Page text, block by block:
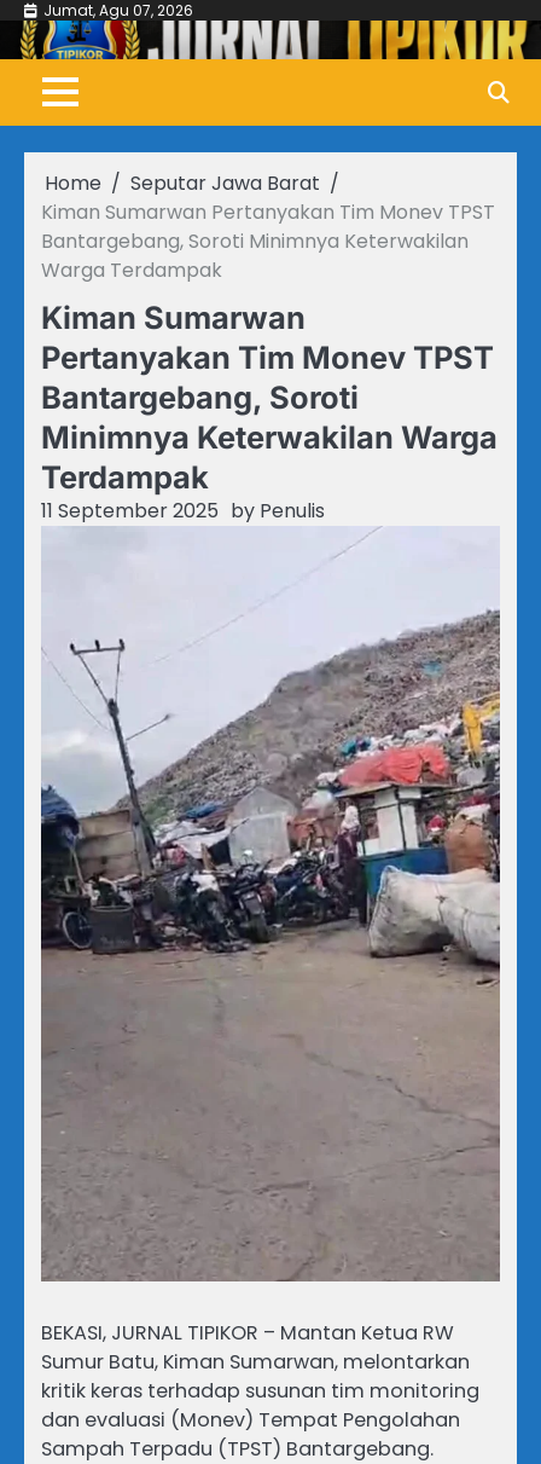
Skip
content
Jumat, Agu 07, 2026
Home
Seputar Jawa Barat
Kiman Sumarwan Pertanyakan Tim Monev TPST
Bantargebang, Soroti Minimnya Keterwakilan
Warga Terdampak
Kiman Sumarwan
Pertanyakan Tim Monev TPST
Bantargebang, Soroti
Minimnya Keterwakilan Warga
Terdampak
11 September 2025 by Penulis
BEKASI, JURNAL TIPIKOR – Mantan Ketua RW
Sumur Batu, Kiman Sumarwan, melontarkan
kritik keras terhadap susunan tim monitoring
dan evaluasi (Monev) Tempat Pengolahan
Sampah Terpadu (TPST) Bantargebang.